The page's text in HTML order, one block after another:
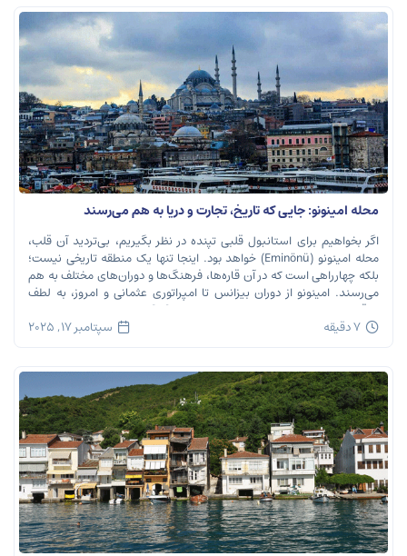
محله امینونو: جایی که تاریخ، تجارت و دریا به هم می‌رسند
اگر بخواهیم برای استانبول قلبی تپنده در نظر بگیریم، بی‌تردید آن قلب،
محله امینونو (Eminönü) خواهد بود. اینجا تنها یک منطقه تاریخی نیست؛
بلکه چهارراهی است که در آن قاره‌ها، فرهنگ‌ها و دوران‌های مختلف به هم
می‌رسند. امینونو از دوران بیزانس تا امپراتوری عثمانی و امروز، به لطف
موقعیت استراتژیک خود در دهانه خلیج شاخ […]
7 دقیقه سپتامبر 17, 2025